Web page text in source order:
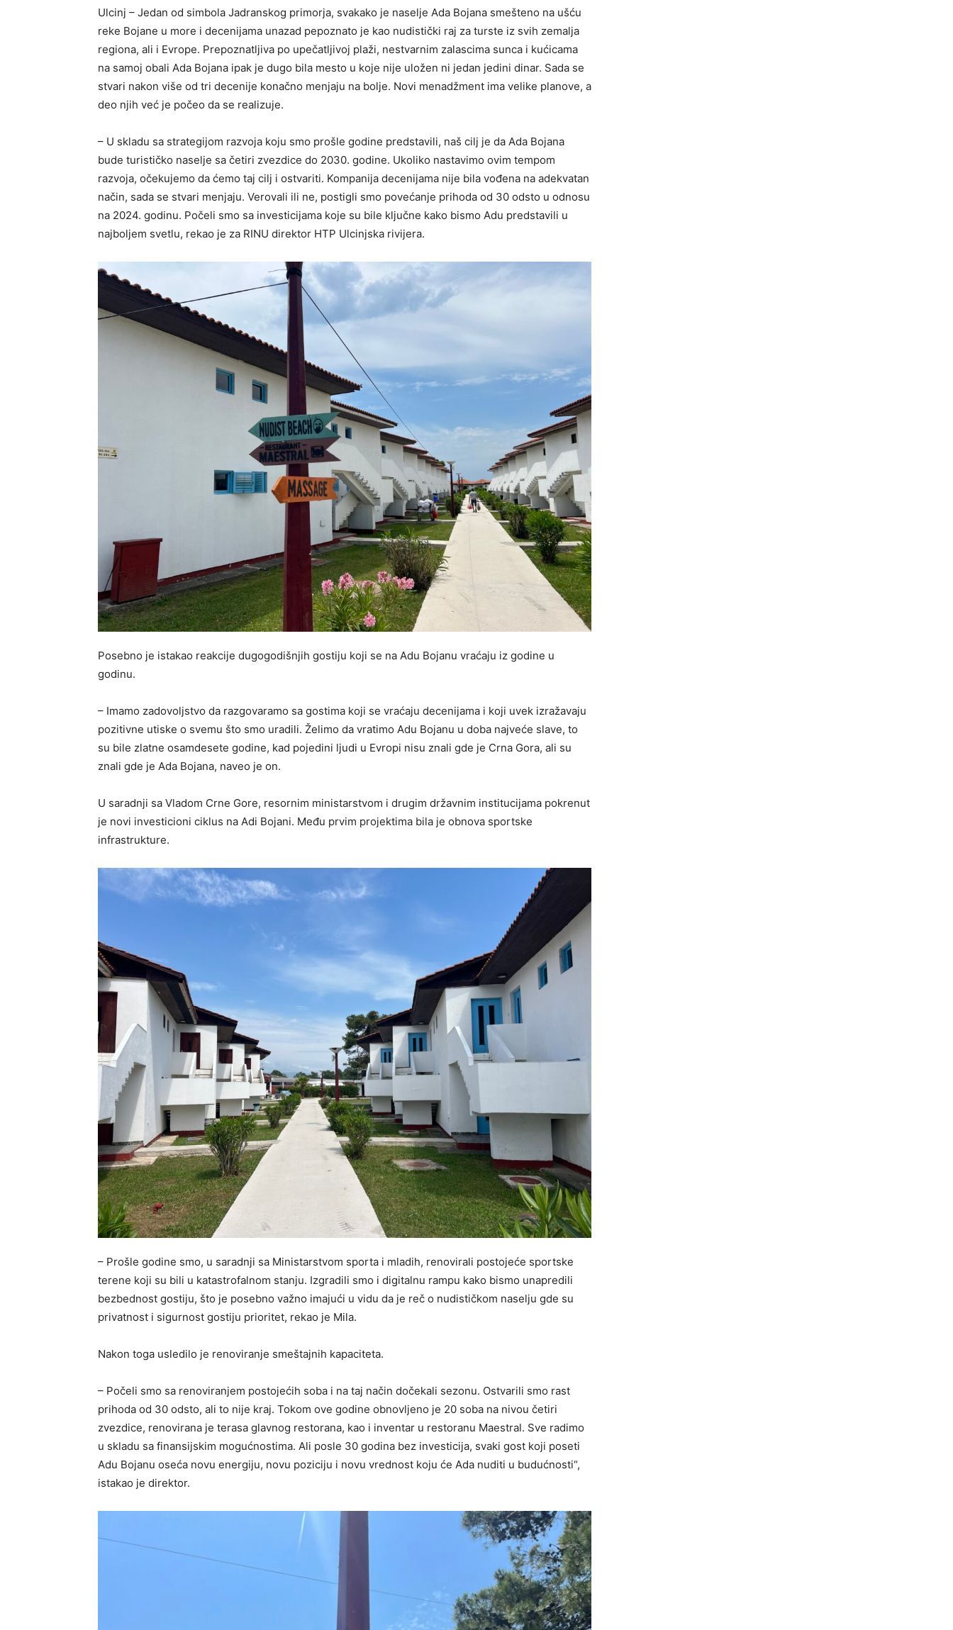
Ulcinj – Jedan od simbola Jadranskog primorja, svakako je naselje Ada Bojana smešteno na ušću
reke Bojane u more i decenijama unazad pepoznato je kao nudistički raj za turste iz svih zemalja
regiona, ali i Evrope. Prepoznatljiva po upečatljivoj plaži, nestvarnim zalascima sunca i kućicama
na samoj obali Ada Bojana ipak je dugo bila mesto u koje nije uložen ni jedan jedini dinar. Sada se
stvari nakon više od tri decenije konačno menjaju na bolje. Novi menadžment ima velike planove, a
deo njih već je počeo da se realizuje.
– U skladu sa strategijom razvoja koju smo prošle godine predstavili, naš cilj je da Ada Bojana
bude turističko naselje sa četiri zvezdice do 2030. godine. Ukoliko nastavimo ovim tempom
razvoja, očekujemo da ćemo taj cilj i ostvariti. Kompanija decenijama nije bila vođena na adekvatan
način, sada se stvari menjaju. Verovali ili ne, postigli smo povećanje prihoda od 30 odsto u odnosu
na 2024. godinu. Počeli smo sa investicijama koje su bile ključne kako bismo Adu predstavili u
najboljem svetlu, rekao je za RINU direktor HTP Ulcinjska rivijera.
Posebno je istakao reakcije dugogodišnjih gostiju koji se na Adu Bojanu vraćaju iz godine u
godinu.
– Imamo zadovoljstvo da razgovaramo sa gostima koji se vraćaju decenijama i koji uvek izražavaju
pozitivne utiske o svemu što smo uradili. Želimo da vratimo Adu Bojanu u doba najveće slave, to
su bile zlatne osamdesete godine, kad pojedini ljudi u Evropi nisu znali gde je Crna Gora, ali su
znali gde je Ada Bojana, naveo je on.
U saradnji sa Vladom Crne Gore, resornim ministarstvom i drugim državnim institucijama pokrenut
je novi investicioni ciklus na Adi Bojani. Među prvim projektima bila je obnova sportske
infrastrukture.
– Prošle godine smo, u saradnji sa Ministarstvom sporta i mladih, renovirali postojeće sportske
terene koji su bili u katastrofalnom stanju. Izgradili smo i digitalnu rampu kako bismo unapredili
bezbednost gostiju, što je posebno važno imajući u vidu da je reč o nudističkom naselju gde su
privatnost i sigurnost gostiju prioritet, rekao je Mila.
Nakon toga usledilo je renoviranje smeštajnih kapaciteta.
– Počeli smo sa renoviranjem postojećih soba i na taj način dočekali sezonu. Ostvarili smo rast
prihoda od 30 odsto, ali to nije kraj. Tokom ove godine obnovljeno je 20 soba na nivou četiri
zvezdice, renovirana je terasa glavnog restorana, kao i inventar u restoranu Maestral. Sve radimo
u skladu sa finansijskim mogućnostima. Ali posle 30 godina bez investicija, svaki gost koji poseti
Adu Bojanu oseća novu energiju, novu poziciju i novu vrednost koju će Ada nuditi u budućnosti“,
istakao je direktor.